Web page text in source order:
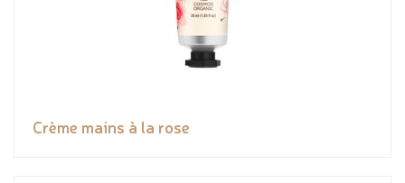
Crème mains à la rose